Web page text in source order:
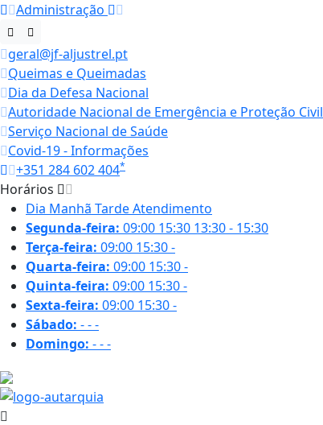
Administração
geral@jf-aljustrel.pt
Queimas e Queimadas
Dia da Defesa Nacional
Autoridade Nacional de Emergência e Proteção Civil
Serviço Nacional de Saúde
Covid-19 - Informações
+351 284 602 404*
Horários
Dia Manhã TardeAtendimento
Segunda-feira: 09:00 15:30 13:30 - 15:30
Terça-feira: 09:00 15:30-
Quarta-feira: 09:00 15:30-
Quinta-feira: 09:00 15:30-
Sexta-feira: 09:00 15:30-
Sábado: ---
Domingo: ---